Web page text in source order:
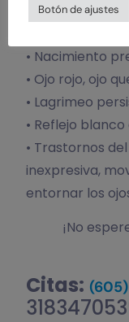
•
• Nacimiento
• Ojo rojo, ojo
• Lagrimeo
• Reflejo
• Trastornos
inexpresiva,
entornar los
¡No
Citas:
Botón de ajustes